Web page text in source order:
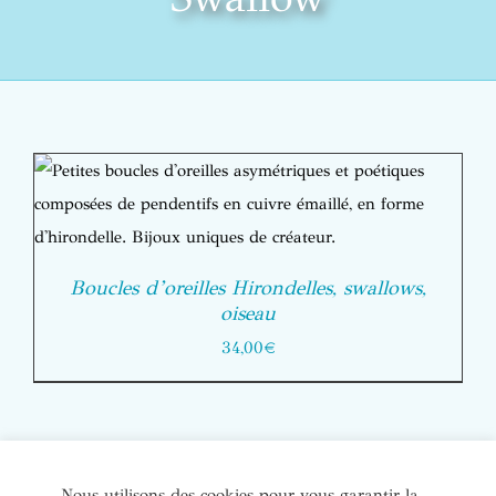
Boucles d’oreilles Hirondelles, swallows,
oiseau
34,00€
© Copyright Bijoux de soi 2020-2022. Tous droits réservés. |